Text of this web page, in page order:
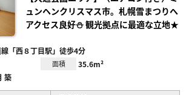
録
ュンヘンクリスマス市。札幌雪まつりへ
アクセス良好⛄ 観光拠点に最適な立地★
「西８丁目駅」徒歩4分
面積 35.6m²
築